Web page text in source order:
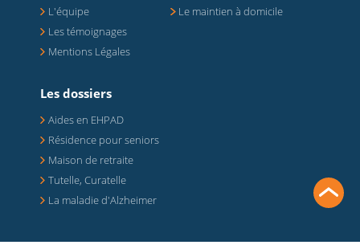
L'équipe
Les témoignages
Mentions Légales
Le maintien à domicile
Les dossiers
Aides en EHPAD
Résidence pour seniors
Maison de retraite
Tutelle, Curatelle
La maladie d'Alzheimer